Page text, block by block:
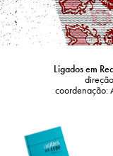
Ligados em
coordenação: